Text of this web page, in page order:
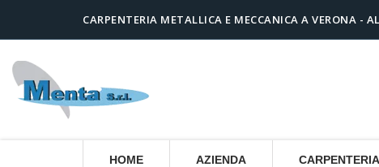
CARPENTERIA METALLICA E MECCANICA A VERONA -
HOME AZIENDA CARPENTERIA